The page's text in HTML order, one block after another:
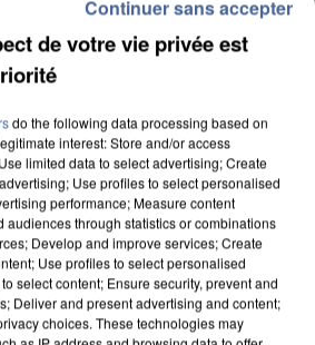
SUPPOSÉS DE LA DZ
EN ALGÉRIE
de votre vie privée est
do the following data processing based on
interest: Store and/or access
limited data to select advertising; Create
Use profiles to select personalised
performance; Measure content
audiences through statistics or combinations
Develop and improve services; Create
Use profiles to select personalised
select content; Ensure security, prevent and
Deliver and present advertising and content;
choices. These technologies may
Continuer sans accepter